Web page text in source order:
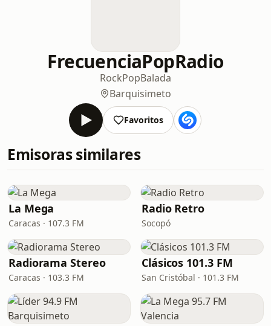
FrecuenciaPopRadio
RockPopBalada
Barquisimeto
Favoritos
Emisoras similares
La Mega
Caracas · 107.3 FM
Radio Retro
Socopó
Radiorama Stereo
Caracas · 103.3 FM
Clásicos 101.3 FM
San Cristóbal · 101.3 FM